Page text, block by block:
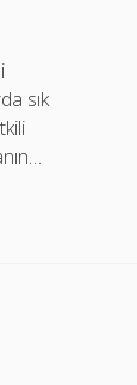
sık